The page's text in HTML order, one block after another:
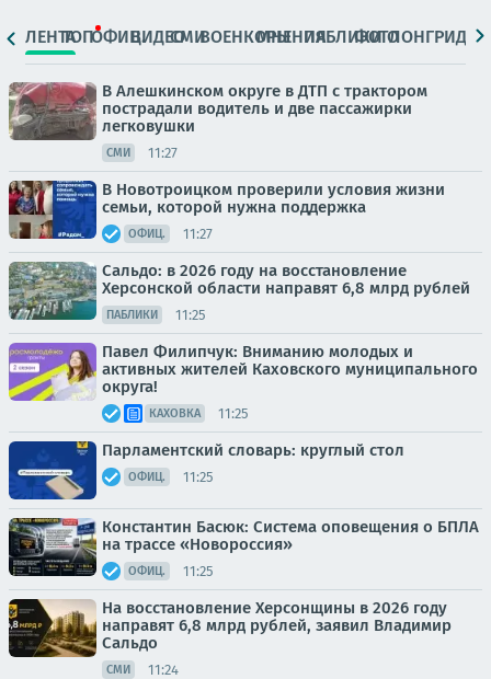
ЛЕНТАТОПОФИЦ.ВИДЕОСМИВОЕНКОРЫМНЕНИЯПАБЛИКИ
ФОТОЛОНГРИДЫ
В Алешкинском округе в ДТП с трактором
пострадали водитель и две пассажирки
легковушки
СМИ 11:27
В Новотроицком проверили условия жизни
семьи, которой нужна поддержка
ОФИЦ. 11:27
Сальдо: в 2026 году на восстановление
Херсонской области направят 6,8 млрд рублей
ПАБЛИКИ 11:25
Павел Филипчук: Вниманию молодых и
активных жителей Каховского муниципального
округа!
КАХОВКА 11:25
Парламентский словарь: круглый стол
ОФИЦ. 11:25
Константин Басюк: Система оповещения о БПЛА
на трассе «Новороссия»
ОФИЦ. 11:25
На восстановление Херсонщины в 2026 году
направят 6,8 млрд рублей, заявил Владимир
Сальдо
СМИ 11:24